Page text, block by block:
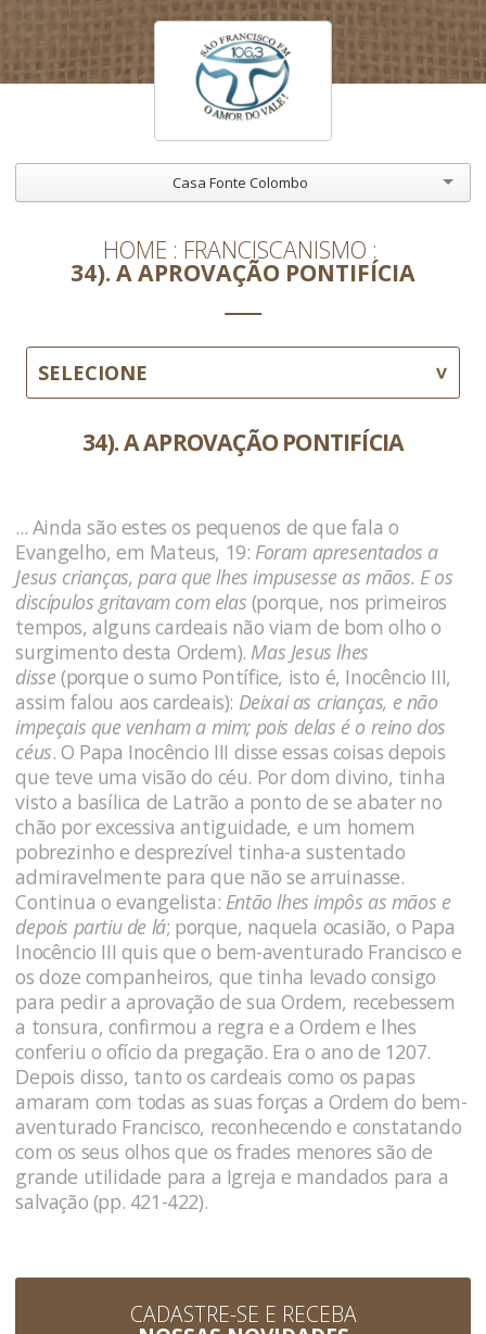
Casa Fonte Colombo
HOME FRANCISCANISMO
34). A APROVAÇÃO PONTIFÍCIA
SELECIONE
34). A APROVAÇÃO PONTIFÍCIA
... Ainda são estes os pequenos de que fala o
Evangelho, em Mateus, 19: Foram apresentados a
Jesus crianças, para que lhes impusesse as mãos. E os
discípulos gritavam com elas (porque, nos primeiros
tempos, alguns cardeais não viam de bom olho o
surgimento desta Ordem). Mas Jesus lhes
disse(porque o sumo Pontífice, isto é, Inocêncio III,
assim falou aos cardeais): Deixai as crianças, e não
impeçais que venham a mim; pois delas é o reino dos
céus. O Papa Inocêncio III disse essas coisas depois
que teve uma visão do céu. Por dom divino, tinha
visto a basílica de Latrão a ponto de se abater no
chão por excessiva antiguidade, e um homem
pobrezinho e desprezível tinha-a sustentado
admiravelmente para que não se arruinasse.
Continua o evangelista: Então lhes impôs as mãos e
depois partiu de lá; porque, naquela ocasião, o Papa
Inocêncio III quis que o bem-aventurado Francisco e
os doze companheiros, que tinha levado consigo
para pedir a aprovação de sua Ordem, recebessem
a tonsura, confirmou a regra e a Ordem e lhes
conferiu o ofício da pregação. Era o ano de 1207.
Depois disso, tanto os cardeais como os papas
amaram com todas as suas forças a Ordem do bem-
aventurado Francisco, reconhecendo e constatando
com os seus olhos que os frades menores são de
grande utilidade para a Igreja e mandados para a
salvação (pp. 421-422).
CADASTRE-SE E RECEBA